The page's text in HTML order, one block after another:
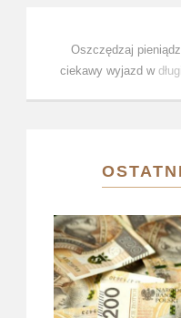
Oszczędzaj
ciekawy wyjazd w